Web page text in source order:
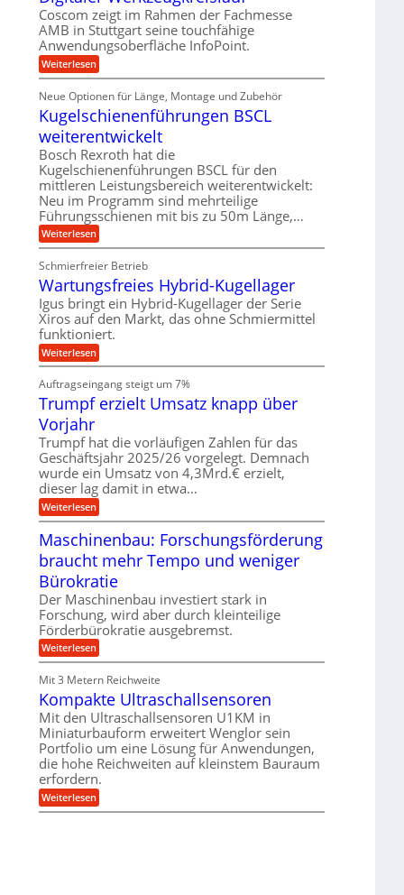
a
u
e
U
m
g
e
b
n
g
e
n
g
a
n
g
t
e
l
l
e
n
e
f
ü
r
p
r
z
i
e
H
u
b
b
e
w
e
g
n
e
n
i
s
i
o
n
f
ü
r
A
u
t
o
m
o
i
v
e
u
n
d
M
a
s
c
h
i
n
e
b
a
u
Coscom zeigt im Rahmen der Fachmesse
AMB in Stuttgart seine touchfähige
Anwendungsoberfläche InfoPoint.
Weiterlesen:
D
g
i
t
a
l
e
r
W
e
r
k
z
e
u
k
r
e
s
l
a
f
Neue Optionen für Länge, Montage und Zubehör
Kugelschienenführungen BSCL
weiterentwickelt
Bosch Rexroth hat die
Kugelschienenführungen BSCL für den
mittleren Leistungsbereich weiterentwickelt:
Neu im Programm sind mehrteilige
Führungsschienen mit bis zu 50m Länge,…
Weiterlesen:
K
g
e
l
s
c
h
i
e
n
e
r
u
n
g
e
n
B
S
C
L
w
e
i
t
e
r
e
n
w
i
c
k
e
l
t
Schmierfreier Betrieb
Wartungsfreies Hybrid-Kugellager
Igus bringt ein Hybrid-Kugellager der Serie
Xiros auf den Markt, das ohne Schmiermittel
funktioniert.
Weiterlesen:
W
r
u
g
s
f
r
e
i
e
H
b
r
i
d
-
K
u
g
e
l
a
g
e
r
Auftragseingang steigt um 7%
Trumpf erzielt Umsatz knapp über
Vorjahr
Trumpf hat die vorläufigen Zahlen für das
Geschäftsjahr 2025/26 vorgelegt. Demnach
wurde ein Umsatz von 4,3Mrd.€ erzielt,
dieser lag damit in etwa…
Weiterlesen:
T
u
m
p
f
e
r
z
i
e
l
U
m
s
a
t
z
k
n
a
p
p
Maschinenbau: Forschungsförderung
braucht mehr Tempo und weniger
Bürokratie
Der Maschinenbau investiert stark in
Forschung, wird aber durch kleinteilige
Förderbürokratie ausgebremst.
Weiterlesen:
M
s
c
h
i
n
e
n
b
a
u
:
Mit 3 Metern Reichweite
Kompakte Ultraschallsensoren
Mit den Ultraschallsensoren U1KM in
Miniaturbauform erweitert Wenglor sein
Portfolio um eine Lösung für Anwendungen,
die hohe Reichweiten auf kleinstem Bauraum
erfordern.
Weiterlesen:
K